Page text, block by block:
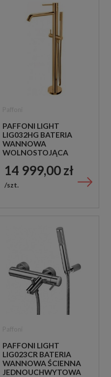
PAFFONI LIGHT
LIG032HG BATERIA
WANNOWA
WOLNOSTOJĄCA
14 999,00 zł
szt.
PAFFONI LIGHT
LIG023CR BATERIA
WANNOWA ŚCIENNA
JEDNOUCHWYTOWA